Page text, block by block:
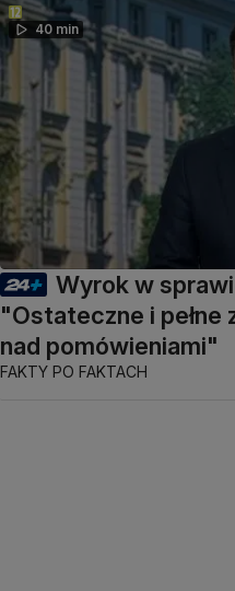
40 min
Wyrok w
"Ostateczne i
nad pomówieniami"
FAKTY PO FAKTACH